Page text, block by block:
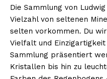
Die Sammlung von
Vielzahl von seltenen
selten vorkommen. Du
Vielfalt und
Sammlung präsentiert
Kristallen bis hin zu